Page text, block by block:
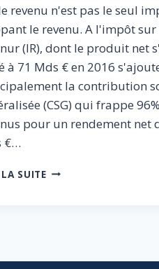
revenu n'est pas le seul
le revenu. A l'impôt sur
(IR), dont le produit net
à 71 Mds € en 2016
la contribution
(CSG) qui frappe
pour un rendement net
€…
SUITEPLAIDOYER
SUR